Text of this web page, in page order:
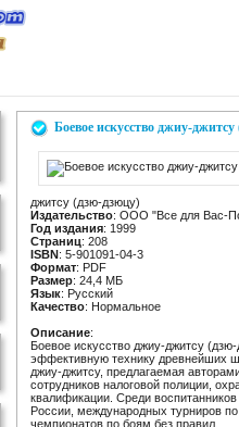
Боевое искусство джиу-
джитсу (дзю-дзюцу)
Издательство: ООО "Все для Вас-
Год издания: 1999
Страниц: 208
ISBN: 5-901091-04-3
Формат: PDF
Размер: 24,4 МБ
Язык: Русский
Качество: Нормальное
Описание:
Боевое искусство джиу-джитсу
эффективную технику древнейших
джиу-джитсу, предлагаемая
сотрудников налоговой полиции,
квалификации. Среди
России, международных турниров
чемпионатов по боям без правил.